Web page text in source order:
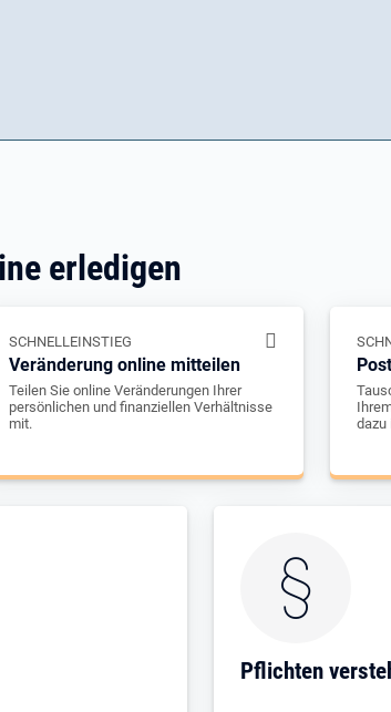
erledigen
SCHNELLEINSTIEG
Veränderung online mitteilen
Teilen Sie online Veränderungen Ihrer
persönlichen und finanziellen Verhältnisse
mit.
dazu
Pflichten